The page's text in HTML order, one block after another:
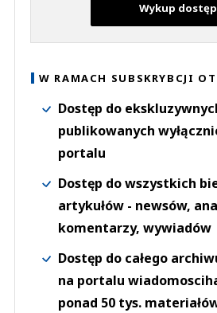
Wykup dostęp
W RAMACH SUBSKRYBCJI
Dostęp do
publikowanych
portalu
Dostęp do wszystkich
artykułów - newsów,
komentarzy, wywiadów
Dostęp do całego
na portalu
ponad 50 tys.